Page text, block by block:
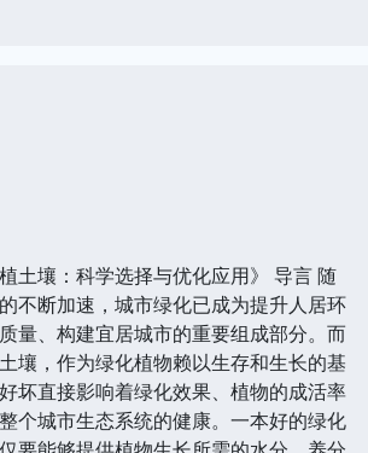
土壤：科学选择与优化应用》 导言 随
不断加速，城市绿化已成为提升人居环
量、构建宜居城市的重要组成部分。而
壤，作为绿化植物赖以生存和生长的基
坏直接影响着绿化效果、植物的成活率
个城市生态系统的健康。一本好的绿化